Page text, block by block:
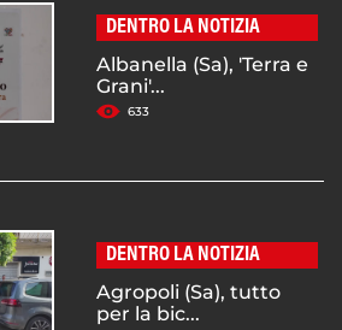
DENTRO LA NOTIZIA
Albanella (Sa), 'Terra e
Grani'...
633
DENTRO LA NOTIZIA
Agropoli (Sa), tutto
per la bic...